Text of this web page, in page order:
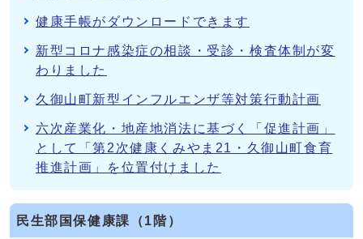
健康手帳がダウンロードできます
新型コロナ感染症の相談・受診・検査体制が変
わりました
久御山町新型インフルエンザ等対策行動計画
六次産業化・地産地消法に基づく「促進計画」
として「第2次健康くみやま21・久御山町食育
推進計画」を位置付けました
民生部国保健康課（1階）